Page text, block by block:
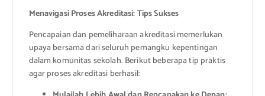
Menavigasi Proses Akreditasi: Tips Sukses
Pencapaian dan pemeliharaan akreditasi memerlukan
upaya bersama dari seluruh pemangku kepentingan
dalam komunitas sekolah. Berikut beberapa tip praktis
agar proses akreditasi berhasil: